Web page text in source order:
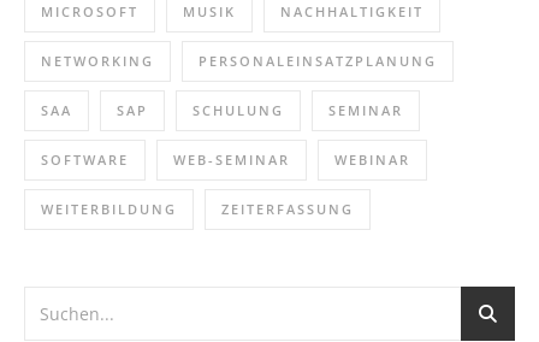
MICROSOFT MUSIK NACHHALTIGKEIT
NETWORKING PERSONALEINSATZPLANUNG
SAA SAP SCHULUNG SEMINAR
SOFTWARE WEB-SEMINAR WEBINAR
WEITERBILDUNG ZEITERFASSUNG